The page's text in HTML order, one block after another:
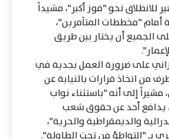
للانطلاق نحو "فوز أكبر"، مشيداً
أمام "مخططات المتآمرين"،
الجميع أن يختار بين طريق
على ضرورة العمل بجدية في
من اتخاذ قرارات بالنيابة عن
إلى أنه "باستثناء نواب
يدافع أحد عن حقوق شعب
والديمقراطية والحرية"،
بـ "التواطؤ من تحت الطاولة".